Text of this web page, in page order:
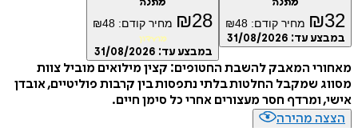
₪ מחיר קודם: ₪48
עד:31/08/2026
₪ 28 מחיר קודם: ₪48
במבצע עד:31/08/2026
המאבק להשבת החטופים: קצין מילואים מוביל צוות
שמקבל החלטות בלתי נתפסות בין קרבות פוליטיים, אובדן
ומרדף חסר מעצורים אחרי כל סימן חיים.
מהירה